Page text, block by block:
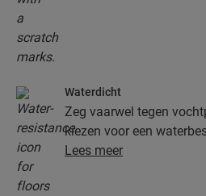
Waterdicht
Zeg vaarwel tegen
kiezen voor een
Step. Deze vloeren zien
Lees meer